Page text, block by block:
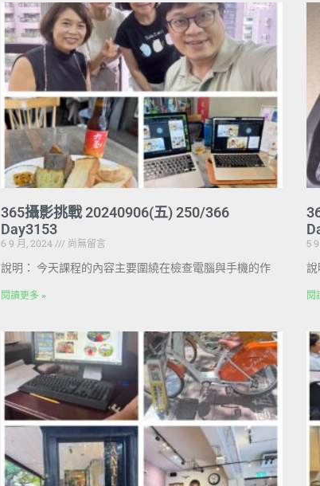
365攝影挑戰 20240906(五) 250/366
Day3153
6 9 月, 2024
尚無留言
說明： 今天課程的內容主要圍繞在檢查電腦與手機的作
閱讀更多 »
5
說
閱